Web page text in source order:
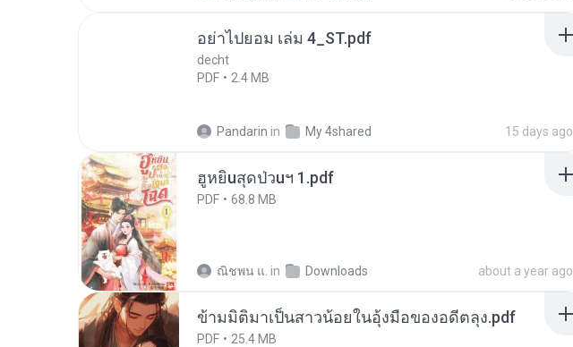
อย่าไปยอม เล่ม 4_ST.pdf
decht
PDF
2.4 MB
Pandarin in My 4shared 15 days ago
ฮูหยิuสุดป่วuฯ 1.pdf
PDF 68.8 MB
ณิชพน แ. in Downloads about a year ago
ข้ามมิติมาเป็นสาวน้อยในอุ้งมือของอดีตลุง.pdf
PDF 25.4 MB